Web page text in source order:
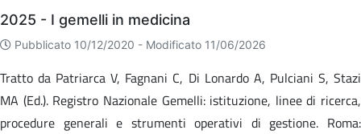
Eventi
2025 - I gemelli in medicina
Pubblicato 10/12/2020 - Modificato 11/06/2026
Tratto da Patriarca V, Fagnani C, Di Lonardo A, Pulciani S, Stazi
MA (Ed.). Registro Nazionale Gemelli: istituzione, linee di ricerca,
procedure generali e strumenti operativi di gestione. Roma: